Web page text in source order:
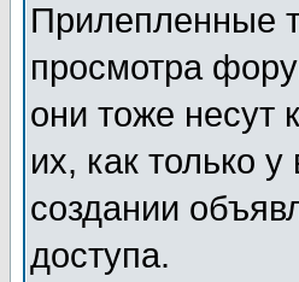
Прилепленные
просмотра
они тоже несут
их, как только
создании
доступа.